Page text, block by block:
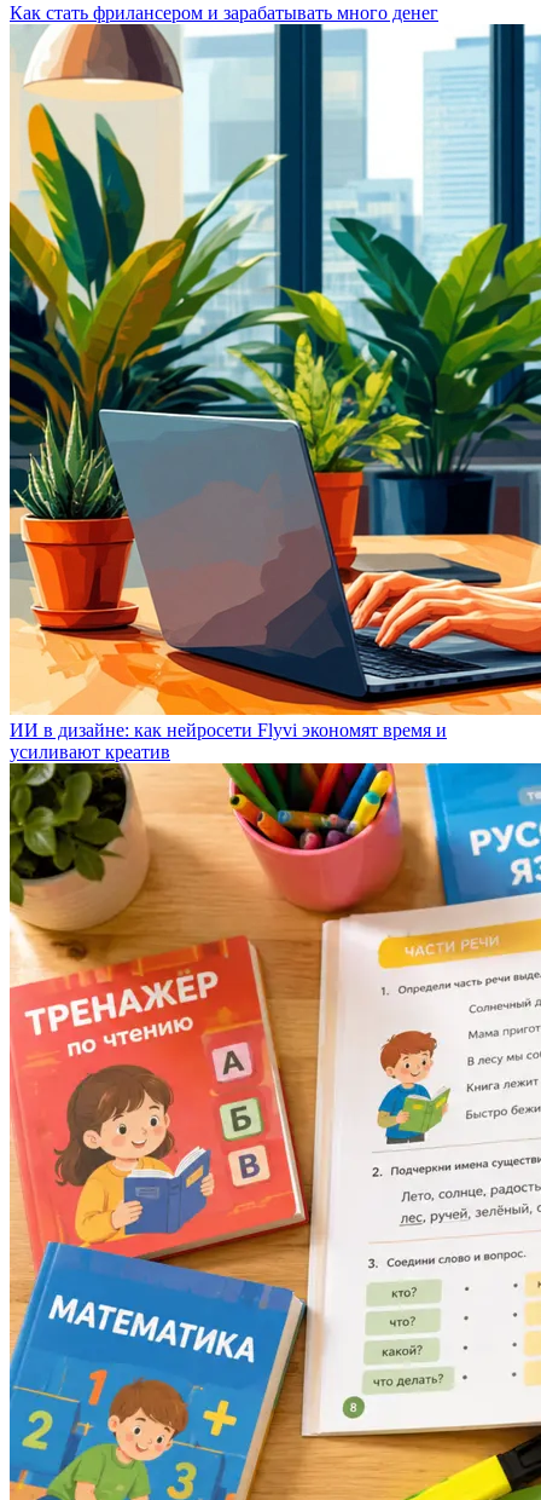
Как стать фрилансером и зарабатывать много денег
ИИ в дизайне: как нейросети Flyvi экономят время и
усиливают креатив